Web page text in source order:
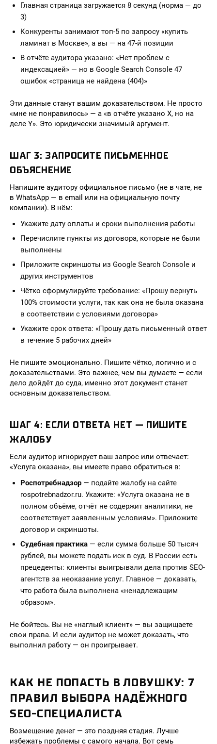
Главная страница загружается 8 секунд (норма — до
3)
Конкуренты занимают топ-5 по запросу «купить
ламинат в Москве», а вы — на 47-й позиции
В отчёте аудитора указано: «Нет проблем с
индексацией» — но в Google Search Console 47
ошибок «страница не найдена (404)»
Эти данные станут вашим доказательством. Не просто
«мне не понравилось» — а «в отчёте указано X, но на
деле Y». Это юридически значимый аргумент.
ШАГ 3: ЗАПРОСИТЕ ПИСЬМЕННОЕ
ОБЪЯСНЕНИЕ
Напишите аудитору официальное письмо (не в чате, не
в WhatsApp — в email или на официальную почту
компании). В нём:
Укажите дату оплаты и сроки выполнения работы
Перечислите пункты из договора, которые не были
выполнены
Приложите скриншоты из Google Search Console и
других инструментов
Чётко сформулируйте требование: «Прошу вернуть
100% стоимости услуги, так как она не была оказана
в соответствии с условиями договора»
Укажите срок ответа: «Прошу дать письменный ответ
в течение 5 рабочих дней»
Не пишите эмоционально. Пишите чётко, логично и с
доказательствами. Это важнее, чем вы думаете — если
дело дойдёт до суда, именно этот документ станет
основным доказательством.
ШАГ 4: ЕСЛИ ОТВЕТА НЕТ — ПИШИТЕ
ЖАЛОБУ
Если аудитор игнорирует ваш запрос или отвечает:
«Услуга оказана», вы имеете право обратиться в:
Роспотребнадзор — подайте жалобу на сайте
rospotrebnadzor.ru. Укажите: «Услуга оказана не в
полном объёме, отчёт не содержит аналитики, не
соответствует заявленным условиям». Приложите
договор и скриншоты.
Судебная практика — если сумма больше 50 тысяч
рублей, вы можете подать иск в суд. В России есть
прецеденты: клиенты выигрывали дела против SEO-
агентств за неоказание услуг. Главное — доказать,
что работа была выполнена «ненадлежащим
образом».
Не бойтесь. Вы не «наглый клиент» — вы защищаете
свои права. И если аудитор не может доказать, что
выполнил работу — он проигрывает.
КАК НЕ ПОПАСТЬ В ЛОВУШКУ: 7
ПРАВИЛ ВЫБОРА НАДЁЖНОГО
SEO-СПЕЦИАЛИСТА
Возмещение денег — это поздняя стадия. Лучше
избежать проблемы с самого начала. Вот семь